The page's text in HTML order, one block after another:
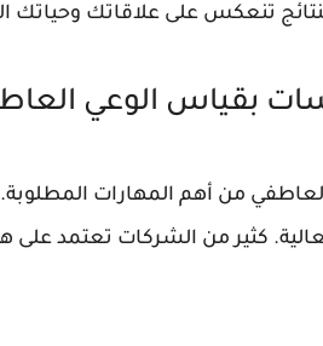
تنعكس على علاقاتك وحياتك
بقياس الوعي
من أهم المهارات
كثير من الشركات تعتمد على هذه